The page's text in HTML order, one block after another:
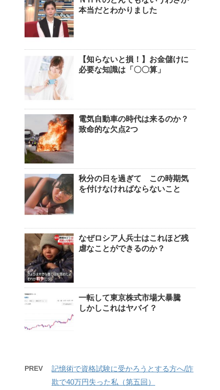
本当だとわかりました
【知らないと損！】お金儲けに
必要な知識は「〇〇算」
電気自動車の時代は来るのか？
致命的な欠点2つ
秋分の日を過ぎて この時期気
を付けなければならないこと
なぜロシア人兵士はこれほど残
虐なことができるのか？
一転して東京株式市場大暴騰
しかしこれはヤバイ？
PREV
記憶術で資格試験に受かろうとする方へ/詐
欺で40万円失った私（第五回）